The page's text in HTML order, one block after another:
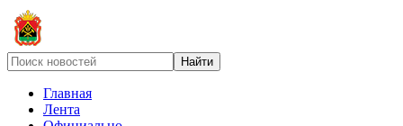
Главная
Лента